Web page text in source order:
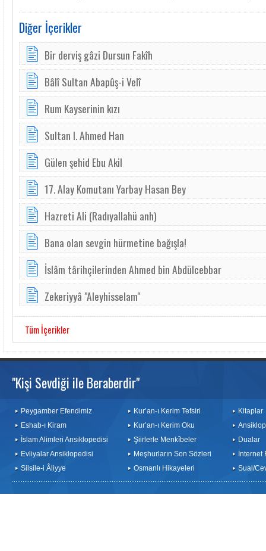
Diğer İçerikler
Bir derviş gâzi Dursun Fakîh
Bâlî Sultan Abapûş-i Velî
Rum Kayserinin kızı
Sultan I. Ahmed Han
Gülen şehid Ebu Akil
17. Alay Komutanı Yarbay Hasan Bey
Hazreti Ali (Radıyallahü anh)
Bana olan sevgin hürmetine bağışla!
İslâm târihçilerinden Ahmed bin Abdülcebbar
Zekeriyyâ "Aleyhisselam"
Tüm İçerikler
"Kişi Sevdiği ile Beraberdir"
Peygamber Efendimiz
Eshab-ı Kiram
İslam Alimleri Ansiklopedisi
Evliyalar Ansiklopedisi
Silsile-i Âliyye
Kur’an-ı Kerim Tefsiri
Kur’an-ı Kerim Oku
Şiirlerle Menkîbeler
Meşhurların Son Sözleri
Osmanlı Hikayeleri
Kitaplar
Dualar
İnternet
Sual/